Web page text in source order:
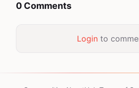
0 Comments
Loginto